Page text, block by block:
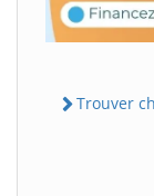
Trouver